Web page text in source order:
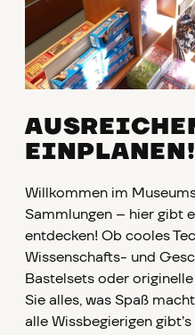
EINPLANEN!
Willkommen im
Sammlungen – hier gibt
entdecken! Ob cooles
Wissenschafts- und
Bastelsets oder
Sie alles, was Spaß
alle Wissbegierigen